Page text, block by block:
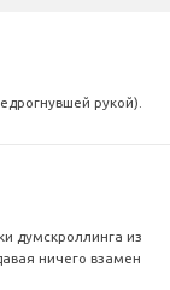
рукой).
думскроллинга из
ничего взамен